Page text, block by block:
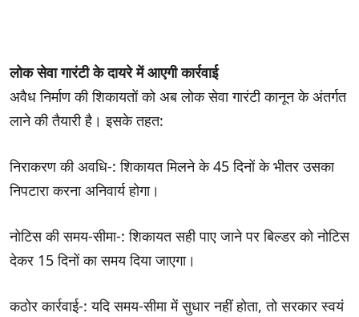
लोक सेवा गारंटी के दायरे में आएगी कार्रवाई
अवैध निर्माण की शिकायतों को अब लोक सेवा गारंटी कानून के अंतर्गत
लाने की तैयारी है। इसके तहत:
निराकरण की अवधि-: शिकायत मिलने के 45 दिनों के भीतर उसका
निपटारा करना अनिवार्य होगा।
नोटिस की समय-सीमा-: शिकायत सही पाए जाने पर बिल्डर को नोटिस
देकर 15 दिनों का समय दिया जाएगा।
कठोर कार्रवाई-: यदि समय-सीमा में सुधार नहीं होता, तो सरकार स्वयं